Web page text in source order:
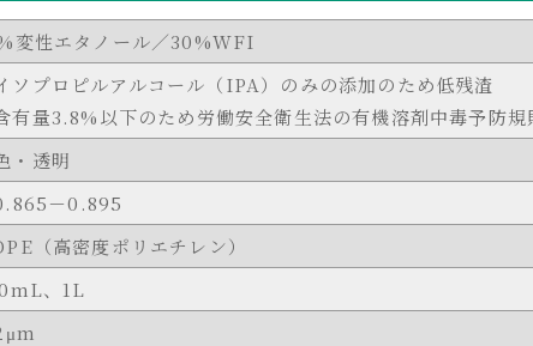
変性エタノール／30%WFI
ソプロピルアルコール（IPA）のみの添加のため低残渣
含有量3.8%以下のため労働安全衛生法の有機溶剤中毒予防
・透明
－0.895
（高密度ポリエチレン）
、1L